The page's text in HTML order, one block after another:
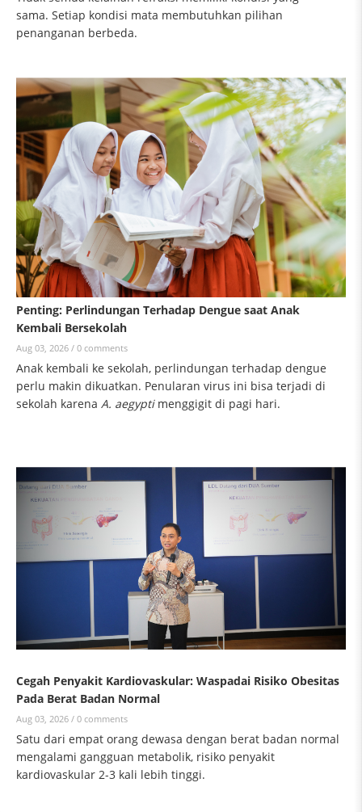
sama. Setiap kondisi mata membutuhkan pilihan
penanganan berbeda.
Penting: Perlindungan Terhadap Dengue saat Anak
Kembali Bersekolah
Aug 03, 2026 / 0 comments
Anak kembali ke sekolah, perlindungan terhadap dengue
perlu makin dikuatkan. Penularan virus ini bisa terjadi di
sekolah karena A. aegyptimenggigit di pagi hari.
Cegah Penyakit Kardiovaskular: Waspadai Risiko Obesitas
Pada Berat Badan Normal
Aug 03, 2026 / 0 comments
Satu dari empat orang dewasa dengan berat badan normal
mengalami gangguan metabolik, risiko penyakit
kardiovaskular 2-3 kali lebih tinggi.